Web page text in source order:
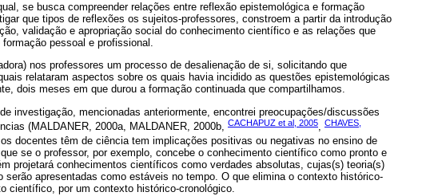
se busca compreender relações entre reflexão epistemológica e formação
que tipos de reflexões os sujeitos-professores, constroem a partir da introdução
validação e apropriação social do conhecimento científico e as relações que
pessoal e profissional.
nos professores um processo de desalienação de si, solicitando que
relataram aspectos sobre os quais havia incidido as questões epistemológicas
dois meses em que durou a formação continuada que compartilhamos.
investigação, mencionadas anteriormente, encontrei preocupações/discussões
(MALDANER, 2000a, MALDANER, 2000b, CACHAPUZ et al, 2005, CHAVES,
docentes têm de ciência tem implicações positivas ou negativas no ensino de
se o professor, por exemplo, concebe o conhecimento científico como pronto e
projetará conhecimentos científicos como verdades absolutas, cujas(s) teoria(s)
serão apresentadas como estáveis no tempo. O que elimina o contexto histórico-
científico, por um contexto histórico-cronológico.